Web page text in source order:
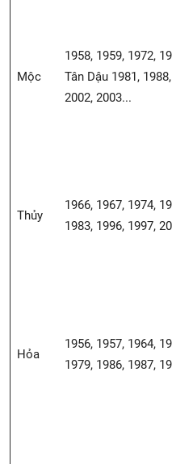
Mộc
1958, 1959, 1972,
Tân Dậu 1981,
2002, 2003...
Thủy
1966, 1967, 1974,
1983, 1996, 1997,
Hỏa
1956, 1957, 1964,
1979, 1986, 1987,